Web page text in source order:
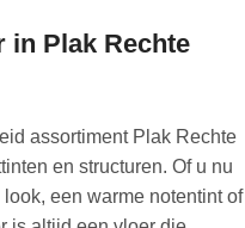
in Plak Rechte
assortiment Plak Rechte
en structuren. Of u nu
een warme notentint of